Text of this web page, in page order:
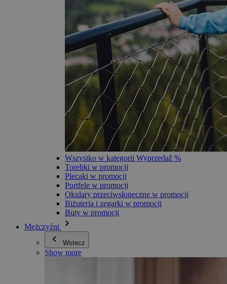
Wszystko w kategorii Wyprzedaž %
Torebki w promocji
Plecaki w promocji
Portfele w promocji
Okulary przeciwsłoneczne w promocji
Biżuteria i zegarki w promocji
Buty w promocji
Mężczyźni
Wstecz
Show more